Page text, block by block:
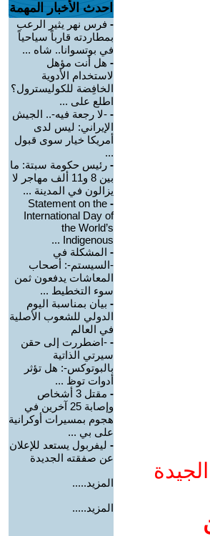
احدث الأخبار المهمة
- فرس نهر يثير الرعب
بمطاردته قارباً سياحياً
في بوتسوانا.. شاه ...
- هل أنت مؤهل
لاستخدام الأدوية
الخافِضة للكوليسترول؟
اطلع على ...
- -لا رجعة فيه-.. الجيش
الإيراني: ليس لدى
أمريكا خيار سوى قبول
...
- رئيس حكومة سبتة: ما
بين 8 و11 ألف مهاجر لا
يزالون في المدينة ...
-
Statement on the
International Day of
the World’s
Indigenous ...
- المشكلة في
-السيستم-: أصحاب
المعاشات يدفعون ثمن
سوء التخطيط ...
- بيان بمناسبة اليوم
الدولي للشعوب الأصلية
في العالم
- -اضطررت إلى حقن
سيرتي الذاتية
بالبوتوكس-: هل تؤثر
أدوات توظ ...
-
مقتل 3 أشخاص
وإصابة 25 آخرين في
هجوم بمسيرات أوكرانية
على بي ...
- ليفربول يستعد للإعلان
عن صفقته الجديدة
المزيد.....
المزيد.....